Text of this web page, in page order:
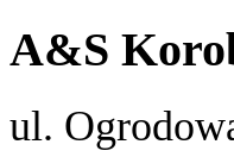
A&S
ul.